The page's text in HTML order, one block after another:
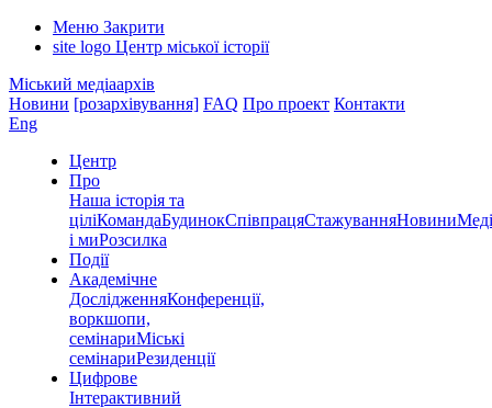
Меню Закрити
site logo Центр міської історії
Міський медіаархів
Новини [розархівування] FAQ Про проект Контакти
Eng
Центр
Про
Наша історія та
ціліКомандаБудинокСпівпрацяСтажуванняНовини
і миРозсилка
Події
Академічне
ДослідженняКонференції,
воркшопи,
семінариМіські
семінариРезиденції
Цифрове
Інтерактивний